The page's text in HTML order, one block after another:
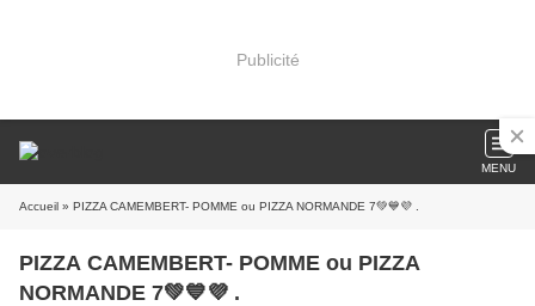
Publicité
MENU
Accueil » PIZZA CAMEMBERT- POMME ou PIZZA NORMANDE 7💚💙💜 .
PIZZA CAMEMBERT- POMME ou PIZZA
NORMANDE 7💚💙💜 .